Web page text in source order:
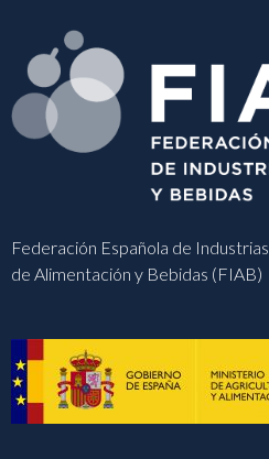
Federación Española de Industrias
de Alimentación y Bebidas (FIAB)